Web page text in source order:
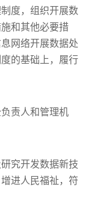
度，组织开展数
和其他必要措
网络开展数据处
的基础上，履行
责人和管理机
究开发数据新技
进人民福祉，符